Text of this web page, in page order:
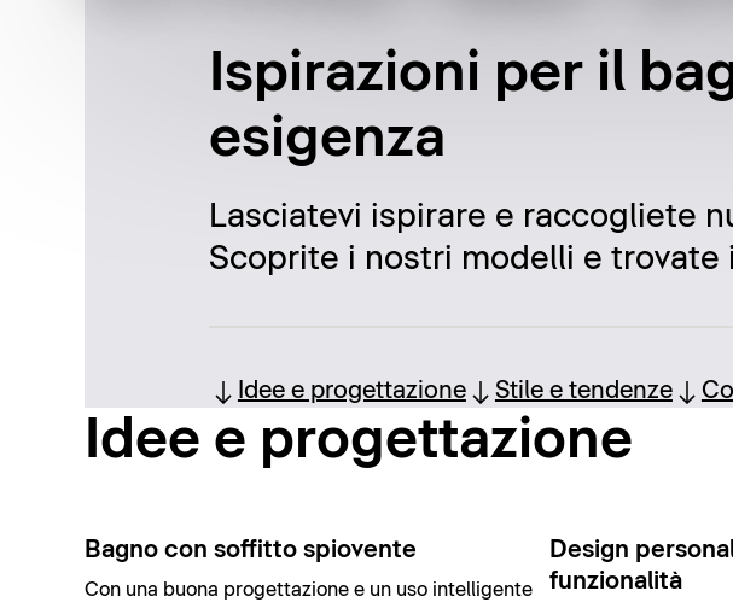
Ispirazioni per il
esigenza
Lasciatevi ispirare e raccogliete
Scoprite i nostri modelli e trovate
Idee e progettazione Stile e tendenze
Idee e progettazione
Bagno con soffitto spiovente
Con una buona progettazione e un uso intelligente
Design
funzionalità